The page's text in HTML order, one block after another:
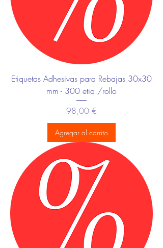
Etiquetas Adhesivas para Rebajas 30x30
mm - 300 etiq./rollo
Precio
98,00 €
Agregar al carrito